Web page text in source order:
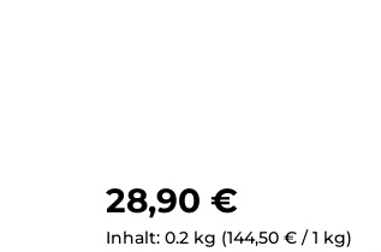
Regulärer Preis:
28,90 €
Inhalt: 0.2 kg (144,50 € / 1 kg)